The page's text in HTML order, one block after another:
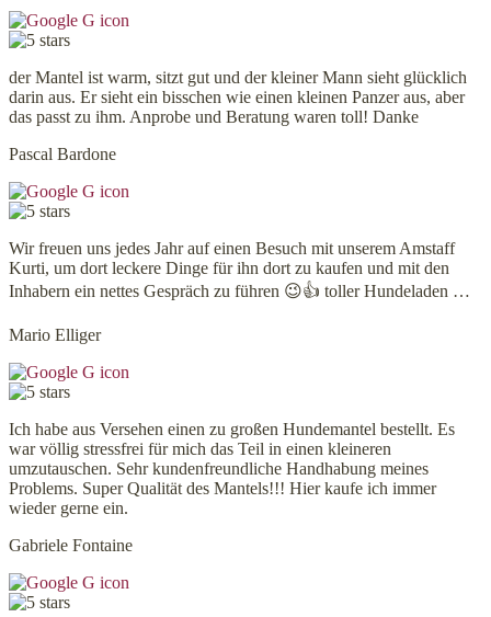
der Mantel ist warm, sitzt gut und der kleiner Mann sieht glücklich
darin aus. Er sieht ein bisschen wie einen kleinen Panzer aus, aber
das passt zu ihm. Anprobe und Beratung waren toll! Danke
Pascal Bardone
Wir freuen uns jedes Jahr auf einen Besuch mit unserem Amstaff
Kurti, um dort leckere Dinge für ihn dort zu kaufen und mit den
Inhabern ein nettes Gespräch zu führen 😉👍 toller Hundeladen …
Mario Elliger
Ich habe aus Versehen einen zu großen Hundemantel bestellt. Es
war völlig stressfrei für mich das Teil in einen kleineren
umzutauschen. Sehr kundenfreundliche Handhabung meines
Problems. Super Qualität des Mantels!!! Hier kaufe ich immer
wieder gerne ein.
Gabriele Fontaine